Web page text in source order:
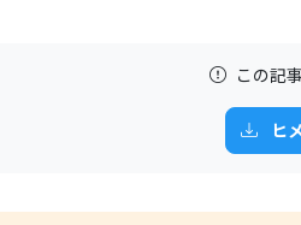
この記
ヒ